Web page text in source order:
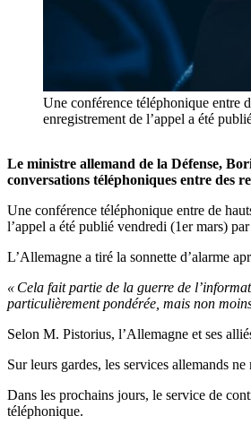
Une conférence téléphonique entre
enregistrement de l’appel a été
Le ministre allemand de la Défense,
conversations téléphoniques entre des
Une conférence téléphonique entre de
l’appel a été publié vendredi (1er mars)
L’Allemagne a tiré la sonnette d’alarme
« Cela fait partie de la guerre de
particulièrement pondérée, mais non
Selon M. Pistorius, l’Allemagne et ses
Sur leurs gardes, les services allemands
Dans les prochains jours, le service de
téléphonique.